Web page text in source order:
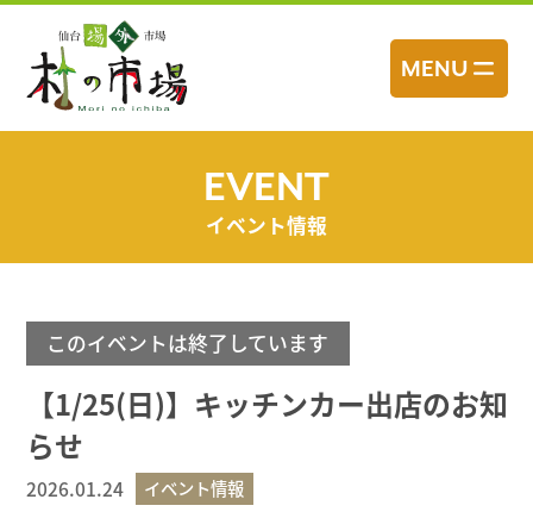
ッ
MENU
EVENT
イベント情報
このイベントは終了しています
【1/25(日)】キッチンカー出店のお知
らせ
2026.01.24 イベント情報